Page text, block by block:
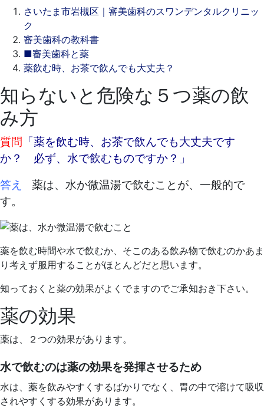
さいたま市岩槻区｜審美歯科のスワンデンタルクリニッ
ク
審美歯科の教科書
■審美歯科と薬
薬飲む時、お茶で飲んでも大丈夫？
2021
年
月
16
知らないと危険な５つ薬の飲
み方
質問 「薬を飲む時、お茶で飲んでも大丈夫です
か？ 必ず、水で飲むものですか？」
答え
薬は、水か微温湯で飲むことが、一般的で
す。
薬を飲む時間や水で飲むか、そこのある飲み物で飲むのかあま
り考えず服用することがほとんどだと思います。
知っておくと薬の効果がよくでますのでご承知おき下さい。
薬の効果
薬は、２つの効果があります。
水で飲むのは薬の効果を発揮させるため
水は、薬を飲みやすくするばかりでなく、胃の中で溶けて吸収
されやすくする効果があります。